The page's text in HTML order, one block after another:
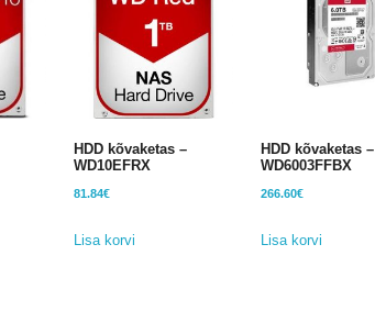
HDD kõvaketas –
WD10EFRX
81.84€
Lisa korvi
HDD kõvaketas –
WD6003FFBX
266.60€
Lisa korvi